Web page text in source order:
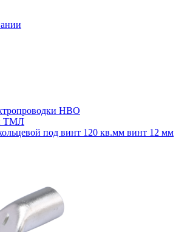
НВО
ТМЛ
под винт 120 кв.мм винт 12 мм